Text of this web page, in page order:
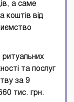
а саме
коштів від
ритуальних
та послуг
за 9
тис. грн.